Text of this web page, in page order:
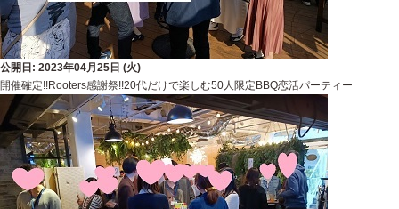
公開日: 2023年04月25日 (火)
開催確定!!Rooters感謝祭!!20代だけで楽しむ50人限定BBQ恋活パーティー